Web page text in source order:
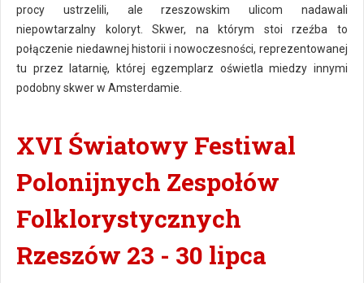
procy ustrzelili, ale rzeszowskim ulicom nadawali
niepowtarzalny koloryt. Skwer, na którym stoi rzeźba to
połączenie niedawnej historii i nowoczesności, reprezentowanej
tu przez latarnię, której egzemplarz oświetla miedzy innymi
podobny skwer w Amsterdamie.
XVI Światowy Festiwal
Polonijnych Zespołów
Folklorystycznych
Rzeszów 23 - 30 lipca